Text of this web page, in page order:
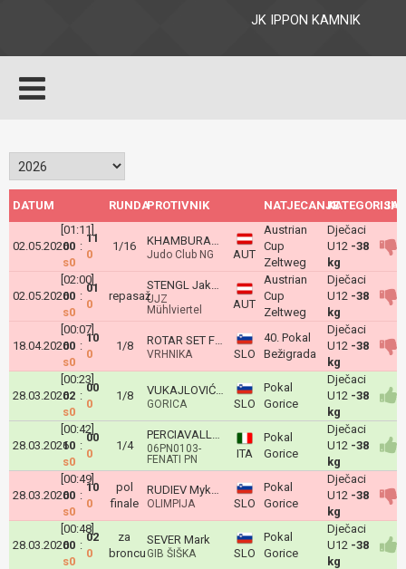
JK IPPON KAMNIK
DATUM RUNDAPROTIVNIK NATJECANJEKATEGORIJA
02.05.2026
[01:11]
00
s0
:
11
0
1/16 KHAMBURAEV Yusuf
Judo Club NG AUT
Austrian
Cup
Zeltweg
Dječaci
U12 -38
kg
02.05.2026
[02:00]
00
s0
:
01
0
repasaž
STENGL Jakob
UJZ
Mühlviertel
AUT
Austrian
Cup
Zeltweg
Dječaci
U12 -38
kg
18.04.2026
[00:07]
00
s0
:
10
0
1/8 ROTAR SET FRANČIŠEK
VRHNIKA SLO
40. Pokal
Bežigrada
Dječaci
U12 -38
kg
28.03.2026
[00:23]
02
s0
:
00
0
1/8 VUKAJLOVIĆ Filip
GORICA SLO
Pokal
Gorice
Dječaci
U12 -38
kg
28.03.2026
[00:42]
10
s0
:
00
0
1/4
PERCIAVALLE Aaron
06PN0103-
FENATI PN
ITA
Pokal
Gorice
Dječaci
U12 -38
kg
28.03.2026
[00:49]
00
s0
:
10
0
pol
finale
RUDIEV Mykhailo
OLIMPIJA SLO
Pokal
Gorice
Dječaci
U12 -38
kg
28.03.2026
[00:48]
00
s0
:
02
0
za
broncu
SEVER Mark
GIB ŠIŠKA SLO
Pokal
Gorice
Dječaci
U12 -38
kg